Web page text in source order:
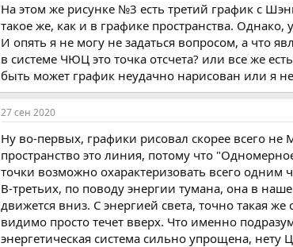
На этом же рисунке №3 есть третий график с
такое же, как и в графике пространства.
И опять я не могу не задаться вопросом, а что
в системе ЧЮЦ это точка отсчета? или все же
быть может график неудачно нарисован или я
27 сен 2020
Ну во-первых, графики рисовал скорее всего
пространство это линия, потому что
точки возможно охарактеризовать всего одним
В-третьих, по поводу энергии тумана, она в
движется вниз. С энергией света, точно такая
видимо просто течет вверх. Что именно
энергетическая система сильно упрощена,